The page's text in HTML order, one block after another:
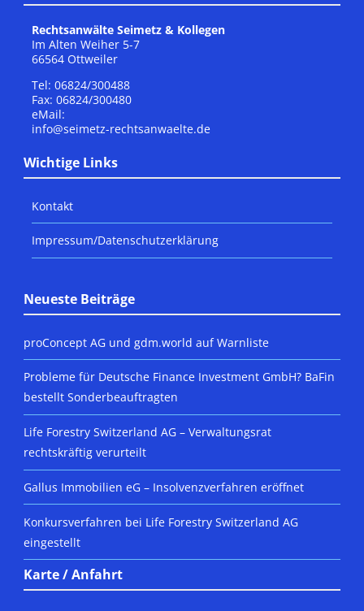
Rechtsanwälte Seimetz & Kollegen
Im Alten Weiher 5-7
66564 Ottweiler
Tel: 06824/300488
Fax: 06824/300480
eMail:
info@seimetz-rechtsanwaelte.de
Wichtige Links
Kontakt
Impressum/Datenschutzerklärung
Neueste Beiträge
proConcept AG und gdm.world auf Warnliste
Probleme für Deutsche Finance Investment GmbH? BaFin
bestellt Sonderbeauftragten
Life Forestry Switzerland AG – Verwaltungsrat
rechtskräftig verurteilt
Gallus Immobilien eG – Insolvenzverfahren eröffnet
Konkursverfahren bei Life Forestry Switzerland AG
eingestellt
Karte / Anfahrt
DSGVO MAP